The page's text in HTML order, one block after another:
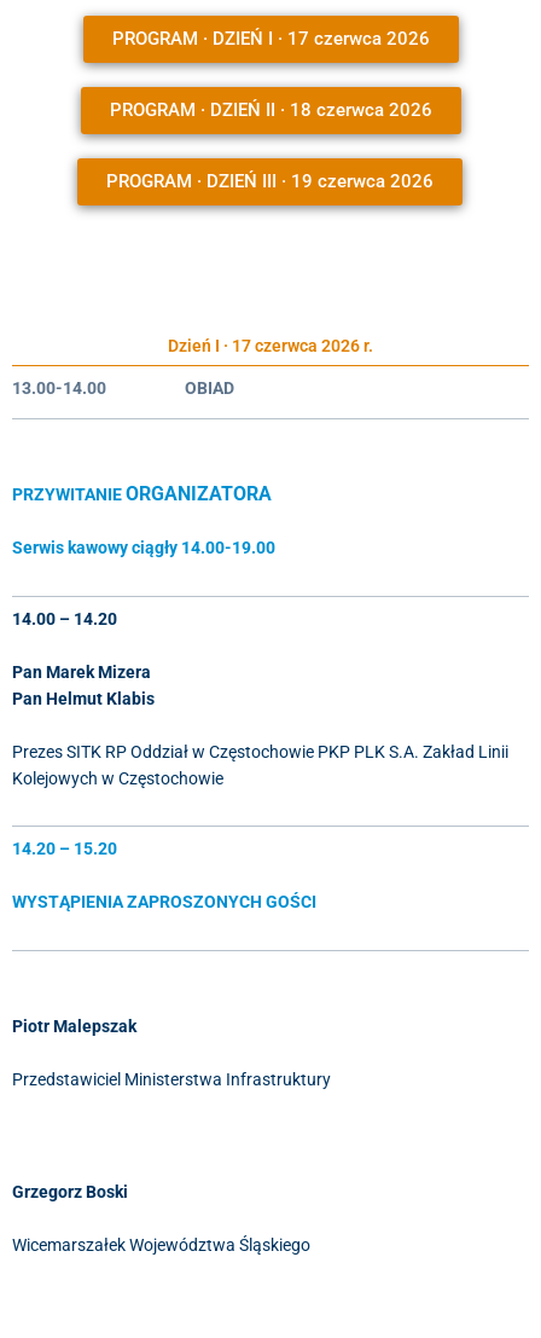
PROGRAM · DZIEŃ I · 17 czerwca 2026
PROGRAM · DZIEŃ II · 18 czerwca 2026
PROGRAM · DZIEŃ III · 19 czerwca 2026
Dzień I · 17 czerwca 2026 r.
13.00-14.00 OBIAD
PRZYWITANIEORGANIZATORA
Serwis kawowy ciągły 14.00-19.00
14.00 – 14.20
Pan Marek Mizera
Pan Helmut Klabis
Prezes SITK RP Oddział w Częstochowie PKP PLK S.A. Zakład Linii
Kolejowych w Częstochowie
14.20 – 15.20
WYSTĄPIENIA ZAPROSZONYCH GOŚCI
Piotr Malepszak
Przedstawiciel Ministerstwa Infrastruktury
Grzegorz Boski
Wicemarszałek Województwa Śląskiego